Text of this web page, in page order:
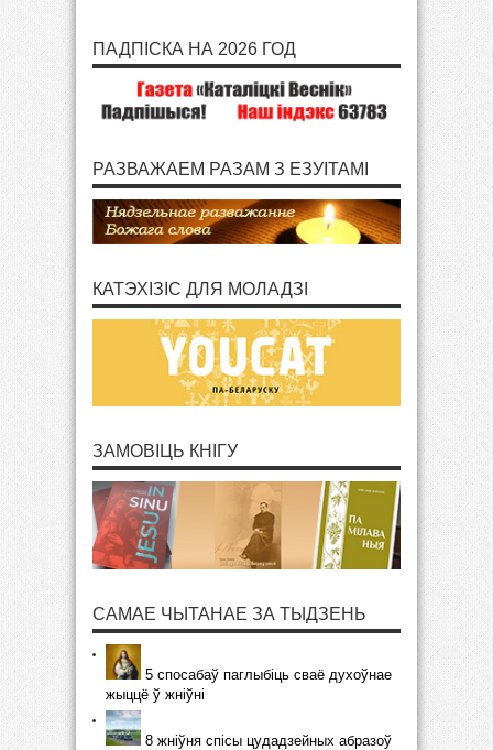
ПАДПІСКА НА 2026 ГОД
РАЗВАЖАЕМ РАЗАМ З ЕЗУІТАМІ
КАТЭХІЗІС ДЛЯ МОЛАДЗІ
ЗАМОВІЦЬ КНІГУ
САМАЕ ЧЫТАНАЕ ЗА ТЫДЗЕНЬ
5 спосабаў паглыбіць сваё духоўнае
жыццё ў жніўні
8 жніўня спісы цудадзейных абразоў